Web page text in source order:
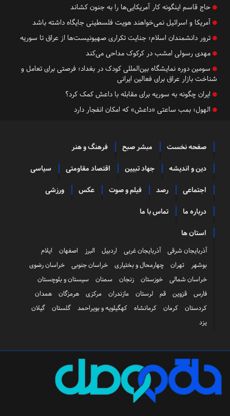
حاج قاسم اینگونه کار آمریکایی‌ها را به جنون کشاند
آمریکا و اسرائیل نمی‌خواهند هویت فلسطینی جایگاه داشته باشد
ترور دانشمندان اسلام؛ جنایت تکراری صهیونیست‌ها از عراق تا سوریه
مهدی رسولی امشب در کرکوک مداحی می‌کند
سومین دوره نمایشگاه بین‌المللی کودک در بغداد؛ فرصتی برای تعامل و
شناخت بازار عراق برای فعالین ایرانی
ایران چگونه به سوریه برای مقابله با داعش کمک کرد؟
الهول؛ بمب ساعتی «داعش» که امکان انفجار دارد
صفحه نخست مبشر صبح فرهنگ و هنر
دین و اندیشه جهاد تبیین اقتصاد مقاومتی سیاسی
اجتماعی رصد فیلم و صوت عکس ورزشی
درباره ما تماس با ما
استان ها
آذربایجان شرقی آذربایجان غربی اردبیل البرز اصفهان
ایلام
بوشهر
تهران چهارمحال و بختیاری خراسان جنوبی
خراسان رضوی
خراسان شمالی
خوزستان زنجان سمنان
سیستان و بلوچستان
فارس
قزوین قم لرستان مازندران مرکزی هرمزگان
همدان
کردستان
کرمان کرمانشاه کهگیلویه و بویراحمد گلستان
گیلان
یزد